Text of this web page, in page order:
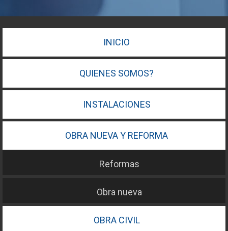
INICIO
QUIENES SOMOS?
INSTALACIONES
OBRA NUEVA Y REFORMA
Reformas
Obra nueva
OBRA CIVIL